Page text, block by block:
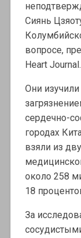
Сиянь
вопросе,
Heart Journal.
Они
сердечно-
городах
взяли из
около 258
18
За